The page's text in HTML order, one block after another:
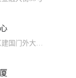
北京市朝阳区建国门外大街6号